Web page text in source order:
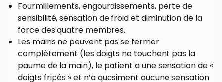
Fourmillements, engourdissements, perte de
sensibilité, sensation de froid et diminution de la
force des quatre membres.
Les mains ne peuvent pas se fermer
complètement (les doigts ne touchent pas la
paume de la main), le patient a une sensation de «
doigts fripés » et n’a quasiment aucune sensation